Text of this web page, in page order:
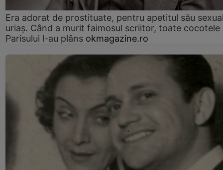
Era adorat de prostituate, pentru apetitul său
uriaș. Când a murit faimosul scriitor, toate cocotele
Parisului l-au plâns okmagazine.ro